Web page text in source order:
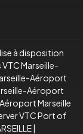
à disposition
VTC Marseille-
Aéroport
Aéroport
Marseille
VTC Port of
|